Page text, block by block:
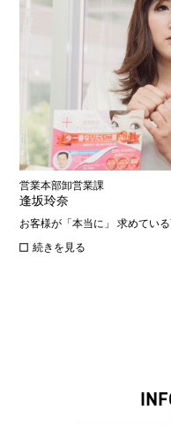
営業本部卸営業課
逢坂玲奈
お客様が「本当に」 求めてい
続きを見る